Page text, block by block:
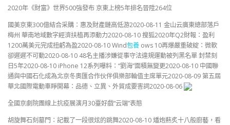
2020年《財富》世界500強發布 京東上榜5年排名晉陞264位
國美京東300億結合采購：惠及財產鏈高低游2020-08-11 金山云廣東總部落戶
梅州 華南地域數字經濟扶植再添動力2020-08-10 搜狐2020年Q2財報：盈利
1200萬美元完成扭虧為盈2020-08-10 Wind包養 ows 10再爆嚴重破綻：微軟
卻遲遲不可動2020-08-10 48名主播涉嫌從事守法違規運動被列黑名單 封禁刻
日5年2020-08-10 iPhone 12系列曝料：“劉海”面積無變更2020-08-10 中國聯
通與中國石化成為北京冬奧匯合作伙伴俱樂部輪值主席單元2020-08-09 第五屆
華北國際電動車睜開幕：品德、立異、外貿成要害詞2020-08-06
全國京劇院團線上抗疫展演月30臺好戲“云端”表態
胡旋舞石刻墓門：記載了一段很炫的跳舞2020-08-10 燔炮爇炙十八般廚藝，看